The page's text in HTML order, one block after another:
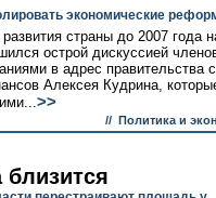
экономические
страны до 2007 года
острой дискуссией
в адрес правительства
Алексея Кудрина,
>>
// Политика и
близится